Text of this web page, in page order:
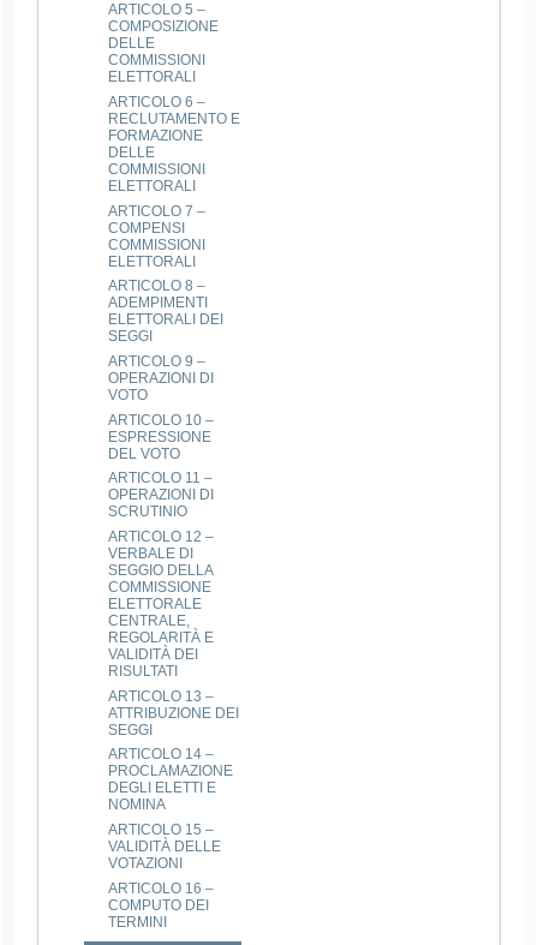
ARTICOLO 5 –
COMPOSIZIONE
DELLE
COMMISSIONI
ELETTORALI
ARTICOLO 6 –
RECLUTAMENTO E
FORMAZIONE
DELLE
COMMISSIONI
ELETTORALI
ARTICOLO 7 –
COMPENSI
COMMISSIONI
ELETTORALI
ARTICOLO 8 –
ADEMPIMENTI
ELETTORALI DEI
SEGGI
ARTICOLO 9 –
OPERAZIONI DI
VOTO
ARTICOLO 10 –
ESPRESSIONE
DEL VOTO
ARTICOLO 11 –
OPERAZIONI DI
SCRUTINIO
ARTICOLO 12 –
VERBALE DI
SEGGIO DELLA
COMMISSIONE
ELETTORALE
CENTRALE,
REGOLARITÀ E
VALIDITÀ DEI
RISULTATI
ARTICOLO 13 –
ATTRIBUZIONE DEI
SEGGI
ARTICOLO 14 –
PROCLAMAZIONE
DEGLI ELETTI E
NOMINA
ARTICOLO 15 –
VALIDITÀ DELLE
VOTAZIONI
ARTICOLO 16 –
COMPUTO DEI
TERMINI